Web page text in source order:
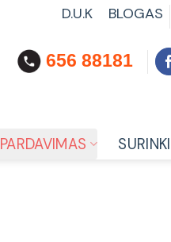
D.U.K BLOGAS
656 88181